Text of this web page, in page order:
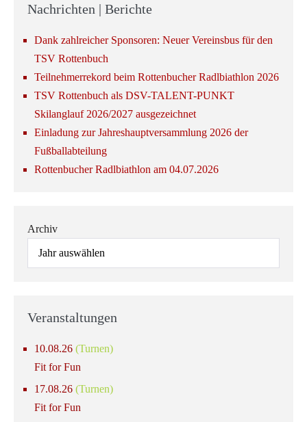
Nachrichten | Berichte
Dank zahlreicher Sponsoren: Neuer Vereinsbus für den
TSV Rottenbuch
Teilnehmerrekord beim Rottenbucher Radlbiathlon 2026
TSV Rottenbuch als DSV-TALENT-PUNKT
Skilanglauf 2026/2027 ausgezeichnet
Einladung zur Jahreshauptversammlung 2026 der
Fußballabteilung
Rottenbucher Radlbiathlon am 04.07.2026
Archiv
Veranstaltungen
10.08.26 (Turnen)
Fit for Fun
17.08.26 (Turnen)
Fit for Fun